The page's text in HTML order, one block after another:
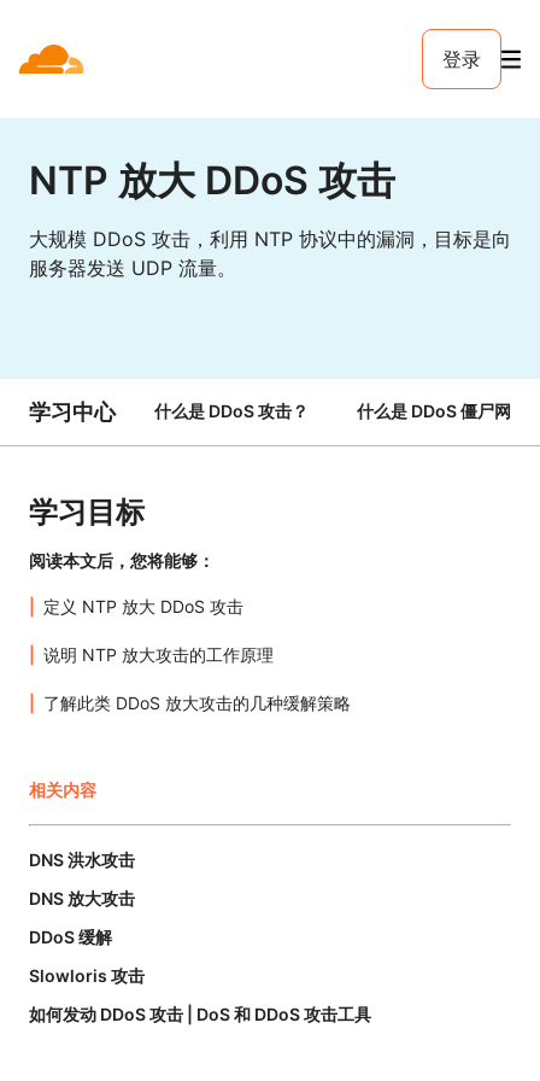
登录
NTP 放大 DDoS 攻击
大规模 DDoS 攻击，利用 NTP 协议中的漏洞，目标是向
服务器发送 UDP 流量。
学习中心 什么是 DDoS 攻击？ 什么是 DDoS 僵尸网络
学习目标
阅读本文后，您将能够：
定义 NTP 放大 DDoS 攻击
说明 NTP 放大攻击的工作原理
了解此类 DDoS 放大攻击的几种缓解策略
相关内容
DNS 洪水攻击
DNS 放大攻击
DDoS 缓解
Slowloris 攻击
如何发动 DDoS 攻击 | DoS 和 DDoS 攻击工具